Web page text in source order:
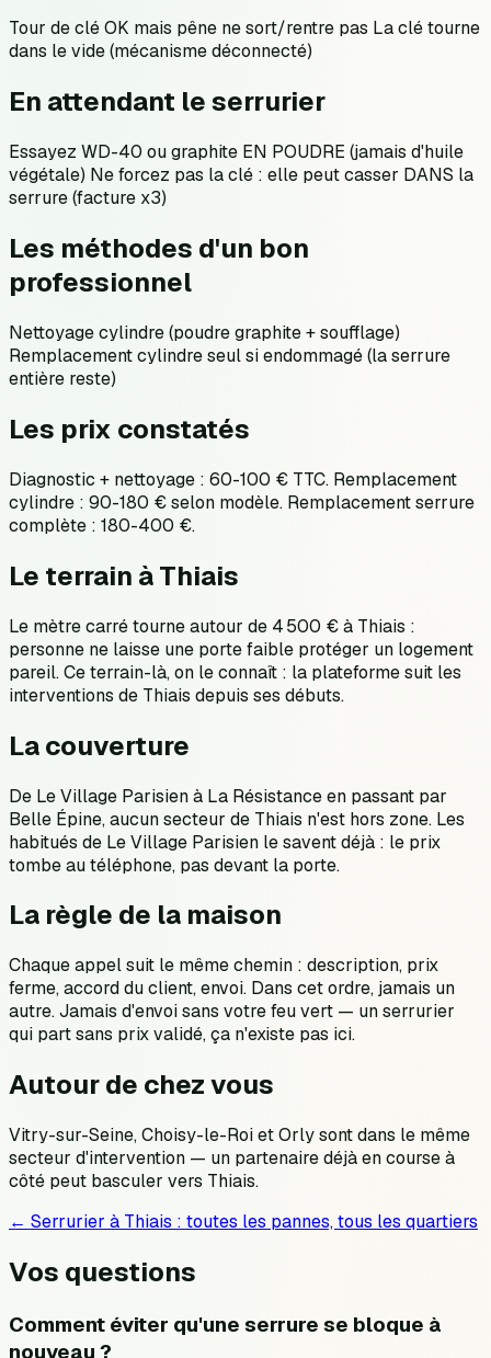
Tour de clé OK mais pêne ne sort/rentre pas La clé tourne
dans le vide (mécanisme déconnecté)
En attendant le serrurier
Essayez WD-40 ou graphite EN POUDRE (jamais d'huile
végétale) Ne forcez pas la clé : elle peut casser DANS la
serrure (facture x3)
Les méthodes d'un bon
professionnel
Nettoyage cylindre (poudre graphite + soufflage)
Remplacement cylindre seul si endommagé (la serrure
entière reste)
Les prix constatés
Diagnostic + nettoyage : 60-100 € TTC. Remplacement
cylindre : 90-180 € selon modèle. Remplacement serrure
complète : 180-400 €.
Le terrain à Thiais
Le mètre carré tourne autour de 4 500 € à Thiais :
personne ne laisse une porte faible protéger un logement
pareil. Ce terrain-là, on le connaît : la plateforme suit les
interventions de Thiais depuis ses débuts.
La couverture
De Le Village Parisien à La Résistance en passant par
Belle Épine, aucun secteur de Thiais n'est hors zone. Les
habitués de Le Village Parisien le savent déjà : le prix
tombe au téléphone, pas devant la porte.
La règle de la maison
Chaque appel suit le même chemin : description, prix
ferme, accord du client, envoi. Dans cet ordre, jamais un
autre. Jamais d'envoi sans votre feu vert — un serrurier
qui part sans prix validé, ça n'existe pas ici.
Autour de chez vous
Vitry-sur-Seine, Choisy-le-Roi et Orly sont dans le même
secteur d'intervention — un partenaire déjà en course à
côté peut basculer vers Thiais.
← Serrurier à Thiais : toutes les pannes, tous les quartiers
Vos questions
Comment éviter qu'une serrure se bloque à
nouveau ?